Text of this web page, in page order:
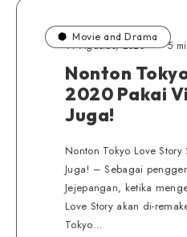
Movie and Drama
14 Agustus, 2020 5
Nonton
2020 Pakai
Juga!
Nonton Tokyo Love
Juga! – Sebagai
Jejepangan, ketika
Love Story akan di-
Tokyo…